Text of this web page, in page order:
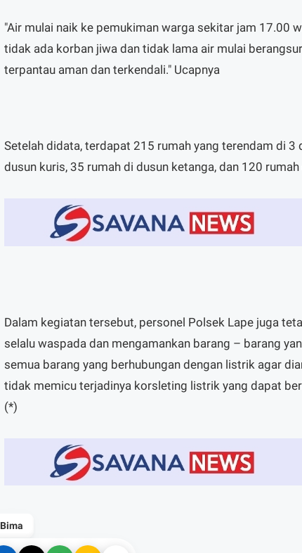
"Air mulai naik ke pemukiman warga sekitar jam 17.00
tidak ada korban jiwa dan tidak lama air mulai
terpantau aman dan terkendali." Ucapnya
Setelah didata, terdapat 215 rumah yang terendam di 3
dusun kuris, 35 rumah di dusun ketanga, dan 120
Dalam kegiatan tersebut, personel Polsek Lape juga
selalu waspada dan mengamankan barang – barang
semua barang yang berhubungan dengan listrik agar
tidak memicu terjadinya korsleting listrik yang dapat
(*)
Bima